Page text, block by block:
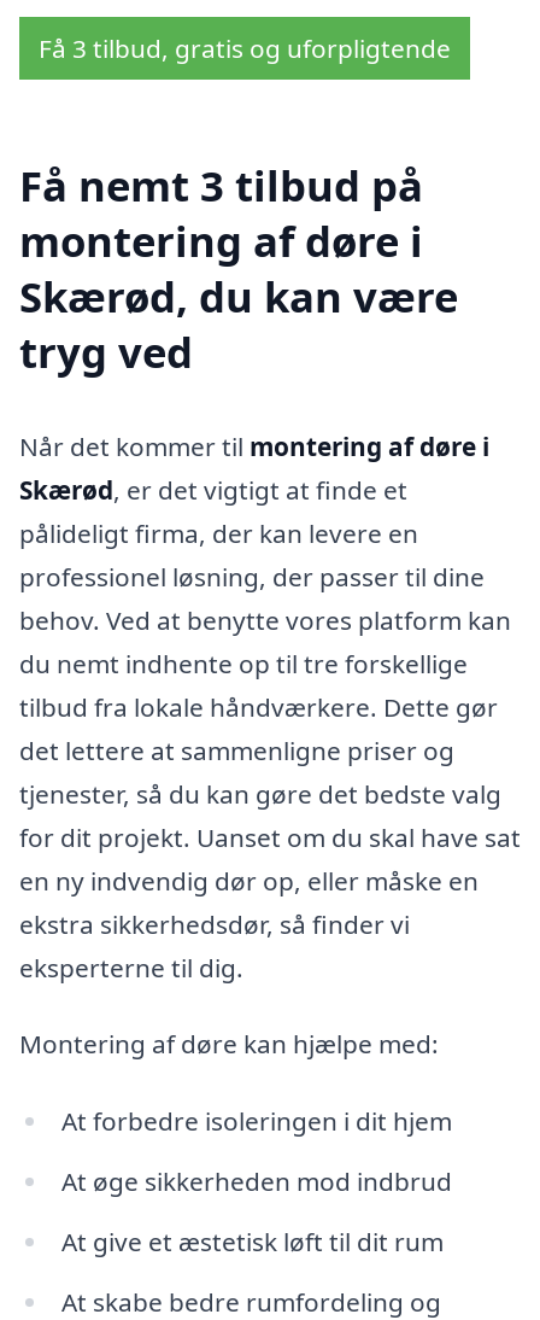
Få 3 tilbud, gratis og uforpligtende
Få nemt 3 tilbud på
montering af døre i
Skærød, du kan være
tryg ved
Når det kommer til montering af døre i
Skærød, er det vigtigt at finde et
pålideligt firma, der kan levere en
professionel løsning, der passer til dine
behov. Ved at benytte vores platform kan
du nemt indhente op til tre forskellige
tilbud fra lokale håndværkere. Dette gør
det lettere at sammenligne priser og
tjenester, så du kan gøre det bedste valg
for dit projekt. Uanset om du skal have sat
en ny indvendig dør op, eller måske en
ekstra sikkerhedsdør, så finder vi
eksperterne til dig.
Montering af døre kan hjælpe med:
At forbedre isoleringen i dit hjem
At øge sikkerheden mod indbrud
At give et æstetisk løft til dit rum
At skabe bedre rumfordeling og